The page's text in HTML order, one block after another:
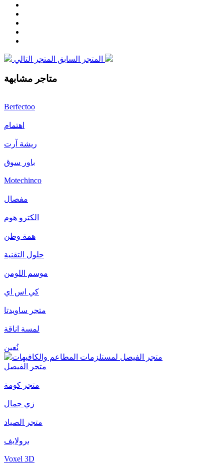
المتجر السابق
متاجر مشابهة
Berfectoo
اهتمام
ريشة آرت
باور سوق
Motechinco
مفصال
الكترو هوم
همة وطن
حلول التقنية
موسم اللومن
كي اس اي
متجر ساويدتا
لمسة اناقة
نُعين
متجر الفيصل
متجر كومة
زي جمال
متجر الصياد
برولايف
Voxel 3D